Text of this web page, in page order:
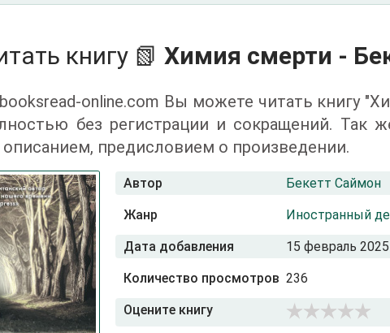
книгу 📗 Химия смерти -
online.com Вы можете читать книгу
без регистрации и сокращений. Так
предисловием о произведении.
Автор Бекетт Саймон
Жанр Иностранный
Дата добавления 15 февраль 2025
Количество просмотров 236
Оцените книгу